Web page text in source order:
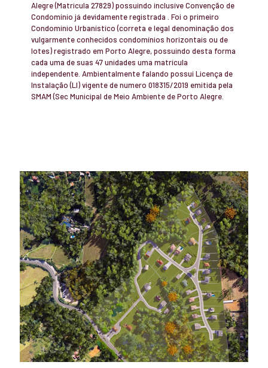
Alegre (Matricula 27829) possuindo inclusive Convenção de
Condomínio já devidamente registrada . Foi o primeiro
Condomínio Urbanístico (correta e legal denominação dos
vulgarmente conhecidos condomínios horizontais ou de
lotes) registrado em Porto Alegre, possuindo desta forma
cada uma de suas 47 unidades uma matricula
independente. Ambientalmente falando possui Licença de
Instalação (LI) vigente de numero 018315/2019 emitida pela
SMAM (Sec Municipal de Meio Ambiente de Porto Alegre.